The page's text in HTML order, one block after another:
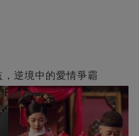
，逆境中的愛情爭霸